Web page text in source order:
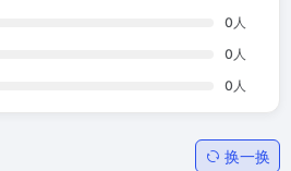
0 人
0 人
0 人
换一换